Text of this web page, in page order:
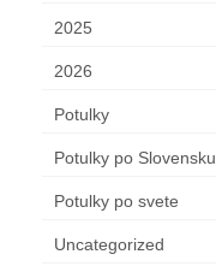
2025
2026
Potulky
Potulky po Slovensku
Potulky po svete
Uncategorized